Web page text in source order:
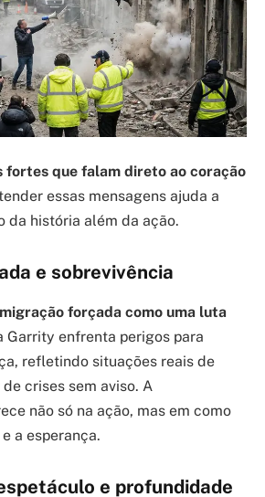
fortes que falam direto ao coração
essas mensagens ajuda a
da história além da ação.
e sobrevivência
forçada como uma luta
Garrity enfrenta perigos para
refletindo situações reais de
crises sem aviso. A
não só na ação, mas em como
a esperança.
e profundidade